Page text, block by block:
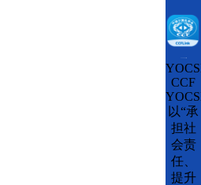
CCF
以“承
担社
会责
任、
提升